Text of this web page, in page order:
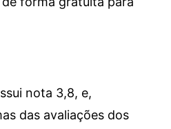
nota 3,8, e,
das avaliações dos